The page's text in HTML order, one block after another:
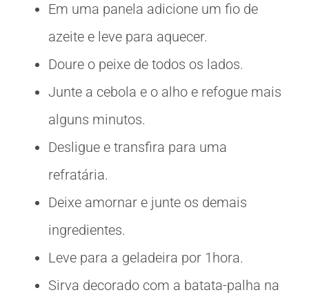
Em uma panela adicione um fio de
azeite e leve para aquecer.
Doure o peixe de todos os lados.
Junte a cebola e o alho e refogue mais
alguns minutos.
Desligue e transfira para uma
refratária.
Deixe amornar e junte os demais
ingredientes.
Leve para a geladeira por 1hora.
Sirva decorado com a batata-palha na